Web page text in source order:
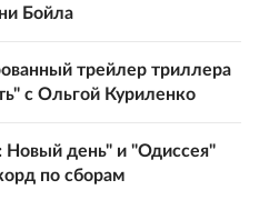
Бойла
трейлер триллера
с Ольгой Куриленко
Новый день" и "Одиссея"
по сборам